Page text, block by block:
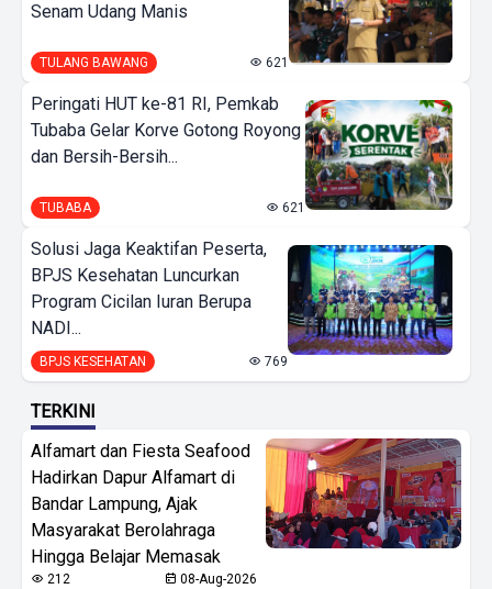
Senam Udang Manis
TULANG BAWANG 621
Peringati HUT ke-81 RI, Pemkab
Tubaba Gelar Korve Gotong Royong
dan Bersih-Bersih...
TUBABA 621
Solusi Jaga Keaktifan Peserta,
BPJS Kesehatan Luncurkan
Program Cicilan Iuran Berupa
NADI...
BPJS KESEHATAN 769
TERKINI
Alfamart dan Fiesta Seafood
Hadirkan Dapur Alfamart di
Bandar Lampung, Ajak
Masyarakat Berolahraga
Hingga Belajar Memasak
212 08-Aug-2026